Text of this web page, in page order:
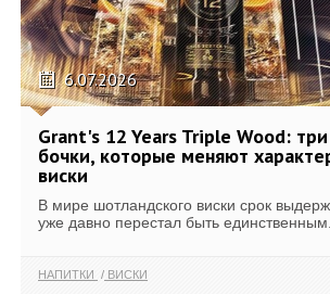
6.07.2026
Grant's 12 Years Triple Wood: три
бочки, которые меняют
виски
В мире шотландского виски срок
уже давно перестал быть
НАПИТКИ ВИСКИ